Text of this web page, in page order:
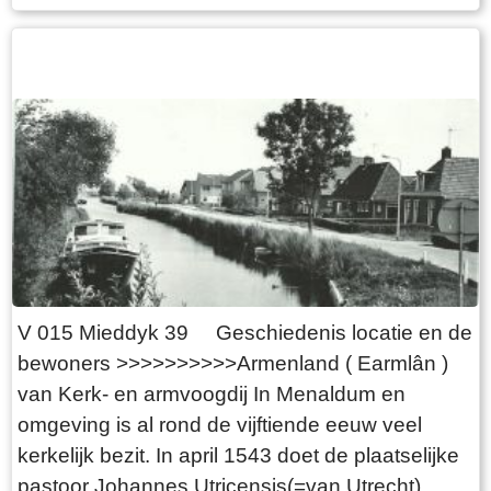
de eenhoorn een in deze positie een evenknie
kerkgebouw en ziet, evenals de eenhoorn, om.
Twee wapens en vlaggen, die een beeld dragen
dat aan elkaar gelijk is. Beiden zijn een beeld
van Christus. In het wapen van Berlikum is dat
duidelijker dan in het Menaldumadeelse wapen.
Want het Lam draagt een kruisvlag. In het
ontwerp dorpswapen Menaldum zien we de
liggende en omziende eenhoorn in de bovenste
helft van het schild. Net als in het voormalige
gemeentewapen in blauw. De deling van het
schild laat ons kantelen zien. Deze zijn een
herinnering aan de versterkte huizen (stinzen en
states) die in en rondom Menaldum hebben
V 015 Mieddyk 39 Geschiedenis locatie en de
bewoners >>>>>>>>>>Armenland ( Earmlân )
van Kerk- en armvoogdij In Menaldum en
omgeving is al rond de vijftiende eeuw veel
kerkelijk bezit. In april 1543 doet de plaatselijke
pastoor Johannes Utricensis(=van Utrecht)